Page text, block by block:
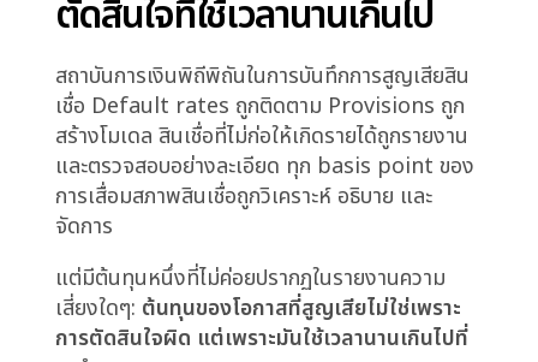
Industry
ต้นทุนที่ไม่มีใครบันทึก: การ
ตัดสินใจที่ใช้เวลานานเกินไป